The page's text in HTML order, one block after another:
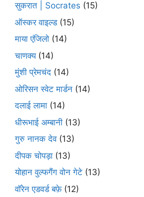
सुकरात | Socrates (15)
ऑस्कर वाइल्ड(15)
माया एंजिलो (14)
चाणक्य(14)
मुंशी प्रेमचंद (14)
ओरिसन स्‍वेट मार्डन (14)
दलाई लामा (14)
धीरूभाई अम्बानी (13)
गुरु नानक देव(13)
दीपक चोपड़ा (13)
योहान वुल्फगैंग वोन गेटे (13)
वॉरेन एडवर्ड बफ़े(12)